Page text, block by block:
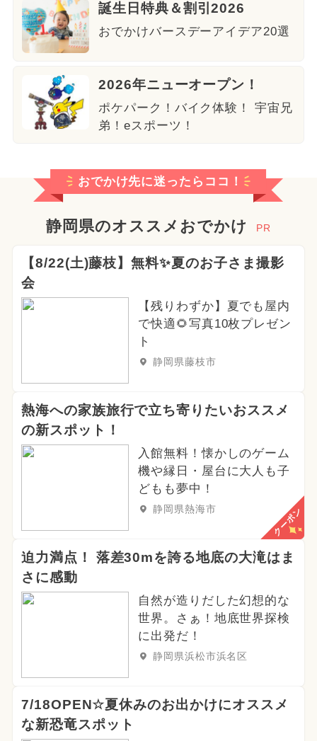
誕生日特典＆割引2026
おでかけバースデーアイデア20選
2026年ニューオープン！
ポケパーク！バイク体験！ 宇宙兄
弟！eスポーツ！
おでかけ先に迷ったらココ！
静岡県のオススメおでかけ PR
【8/22(土)藤枝】無料✨夏のお子さま撮影
会
【残りわずか】夏でも屋内
で快適🌻写真10枚プレゼン
ト
静岡県藤枝市
熱海への家族旅行で立ち寄りたいおススメ
の新スポット！
入館無料！懐かしのゲーム
機や縁日・屋台に大人も子
どもも夢中！
静岡県熱海市 クーポン
迫力満点！ 落差30mを誇る地底の大滝はま
さに感動
自然が造りだした幻想的な
世界。さぁ！地底世界探検
に出発だ！
静岡県浜松市浜名区
7/18OPEN☆夏休みのお出かけにオススメ
な新恐竜スポット